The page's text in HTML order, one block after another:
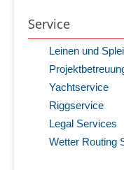
Service
Leinen und
Yachtservice
Riggservice
Legal Services
Wetter Routing